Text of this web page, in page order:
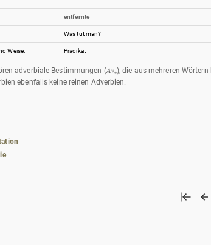
entfernte
Was tut man?
Weise. Prädikat
adverbiale Bestimmungen (𝑨𝒗₊), die aus mehreren Wörtern
ebenfalls keine reinen Adverbien.